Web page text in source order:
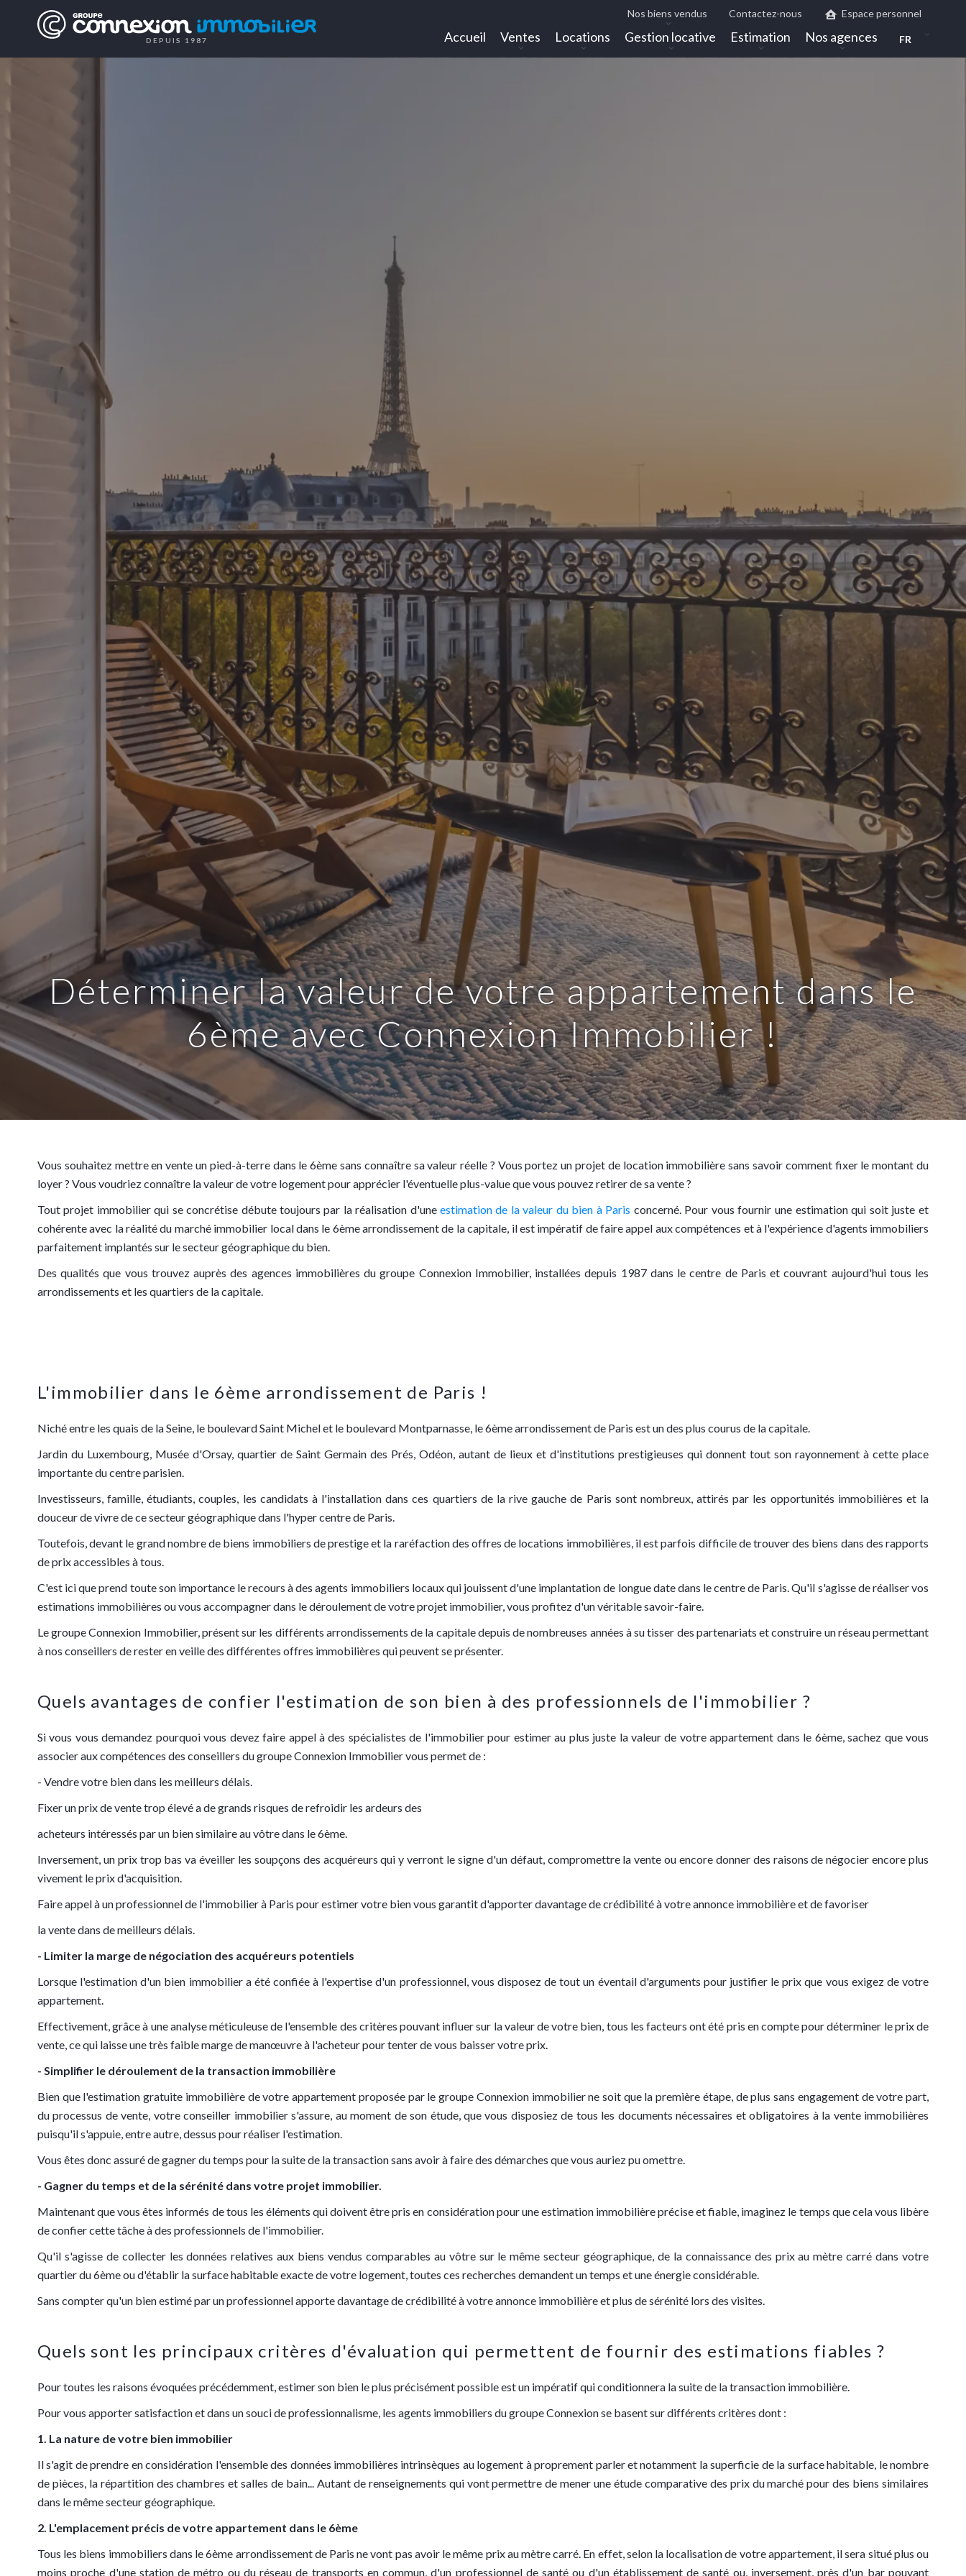
DEPUIS 1987 Accueil Ventes Locations Gestion locative Estimation Nos agences FR
Nos biens vendus Contactez-nous Espace personnel
Déterminer la valeur de votre appartement dans le
6ème avec Connexion Immobilier !
Vous souhaitez mettre en vente un pied-à-terre dans le 6ème sans connaître sa valeur réelle ? Vous portez un projet de location immobilière sans savoir comment fixer le montant du
loyer ? Vous voudriez connaître la valeur de votre logement pour apprécier l'éventuelle plus-value que vous pouvez retirer de sa vente ?
Tout projet immobilier qui se concrétise débute toujours par la réalisation d'une estimation de la valeur du bien à Paris concerné. Pour vous fournir une estimation qui soit juste et
cohérente avec la réalité du marché immobilier local dans le 6ème arrondissement de la capitale, il est impératif de faire appel aux compétences et à l'expérience d'agents immobiliers
parfaitement implantés sur le secteur géographique du bien.
Des qualités que vous trouvez auprès des agences immobilières du groupe Connexion Immobilier, installées depuis 1987 dans le centre de Paris et couvrant aujourd'hui tous les
arrondissements et les quartiers de la capitale.
L'immobilier dans le 6ème arrondissement de Paris !
Niché entre les quais de la Seine, le boulevard Saint Michel et le boulevard Montparnasse, le 6ème arrondissement de Paris est un des plus courus de la capitale.
Jardin du Luxembourg, Musée d'Orsay, quartier de Saint Germain des Prés, Odéon, autant de lieux et d'institutions prestigieuses qui donnent tout son rayonnement à cette place
importante du centre parisien.
Investisseurs, famille, étudiants, couples, les candidats à l'installation dans ces quartiers de la rive gauche de Paris sont nombreux, attirés par les opportunités immobilières et la
douceur de vivre de ce secteur géographique dans l'hyper centre de Paris.
Toutefois, devant le grand nombre de biens immobiliers de prestige et la raréfaction des offres de locations immobilières, il est parfois difficile de trouver des biens dans des rapports
de prix accessibles à tous.
C'est ici que prend toute son importance le recours à des agents immobiliers locaux qui jouissent d'une implantation de longue date dans le centre de Paris. Qu'il s'agisse de réaliser vos
estimations immobilières ou vous accompagner dans le déroulement de votre projet immobilier, vous profitez d'un véritable savoir-faire.
Le groupe Connexion Immobilier, présent sur les différents arrondissements de la capitale depuis de nombreuses années à su tisser des partenariats et construire un réseau permettant
à nos conseillers de rester en veille des différentes offres immobilières qui peuvent se présenter.
Quels avantages de confier l'estimation de son bien à des professionnels de l'immobilier ?
Si vous vous demandez pourquoi vous devez faire appel à des spécialistes de l'immobilier pour estimer au plus juste la valeur de votre appartement dans le 6ème, sachez que vous
associer aux compétences des conseillers du groupe Connexion Immobilier vous permet de :
- Vendre votre bien dans les meilleurs délais.
Fixer un prix de vente trop élevé a de grands risques de refroidir les ardeurs des
acheteurs intéressés par un bien similaire au vôtre dans le 6ème.
Inversement, un prix trop bas va éveiller les soupçons des acquéreurs qui y verront le signe d'un défaut, compromettre la vente ou encore donner des raisons de négocier encore plus
vivement le prix d'acquisition.
Faire appel à un professionnel de l'immobilier à Paris pour estimer votre bien vous garantit d'apporter davantage de crédibilité à votre annonce immobilière et de favoriser
la vente dans de meilleurs délais.
- Limiter la marge de négociation des acquéreurs potentiels
Lorsque l'estimation d'un bien immobilier a été confiée à l'expertise d'un professionnel, vous disposez de tout un éventail d'arguments pour justifier le prix que vous exigez de votre
appartement.
Effectivement, grâce à une analyse méticuleuse de l'ensemble des critères pouvant influer sur la valeur de votre bien, tous les facteurs ont été pris en compte pour déterminer le prix de
vente, ce qui laisse une très faible marge de manœuvre à l'acheteur pour tenter de vous baisser votre prix.
- Simplifier le déroulement de la transaction immobilière
Bien que l'estimation gratuite immobilière de votre appartement proposée par le groupe Connexion immobilier ne soit que la première étape, de plus sans engagement de votre part,
du processus de vente, votre conseiller immobilier s'assure, au moment de son étude, que vous disposiez de tous les documents nécessaires et obligatoires à la vente immobilières
puisqu'il s'appuie, entre autre, dessus pour réaliser l'estimation.
Vous êtes donc assuré de gagner du temps pour la suite de la transaction sans avoir à faire des démarches que vous auriez pu omettre.
- Gagner du temps et de la sérénité dans votre projet immobilier.
Maintenant que vous êtes informés de tous les éléments qui doivent être pris en considération pour une estimation immobilière précise et fiable, imaginez le temps que cela vous libère
de confier cette tâche à des professionnels de l'immobilier.
Qu'il s'agisse de collecter les données relatives aux biens vendus comparables au vôtre sur le même secteur géographique, de la connaissance des prix au mètre carré dans votre
quartier du 6ème ou d'établir la surface habitable exacte de votre logement, toutes ces recherches demandent un temps et une énergie considérable.
Sans compter qu'un bien estimé par un professionnel apporte davantage de crédibilité à votre annonce immobilière et plus de sérénité lors des visites.
Quels sont les principaux critères d'évaluation qui permettent de fournir des estimations fiables ?
Pour toutes les raisons évoquées précédemment, estimer son bien le plus précisément possible est un impératif qui conditionnera la suite de la transaction immobilière.
Pour vous apporter satisfaction et dans un souci de professionnalisme, les agents immobiliers du groupe Connexion se basent sur différents critères dont :
1. La nature de votre bien immobilier
Il s'agit de prendre en considération l'ensemble des données immobilières intrinsèques au logement à proprement parler et notamment la superficie de la surface habitable, le nombre
de pièces, la répartition des chambres et salles de bain... Autant de renseignements qui vont permettre de mener une étude comparative des prix du marché pour des biens similaires
dans le même secteur géographique.
2. L'emplacement précis de votre appartement dans le 6ème
Tous les biens immobiliers dans le 6ème arrondissement de Paris ne vont pas avoir le même prix au mètre carré. En effet, selon la localisation de votre appartement, il sera situé plus ou
moins proche d'une station de métro ou du réseau de transports en commun, d'un professionnel de santé ou d'un établissement de santé ou, inversement, près d'un bar pouvant